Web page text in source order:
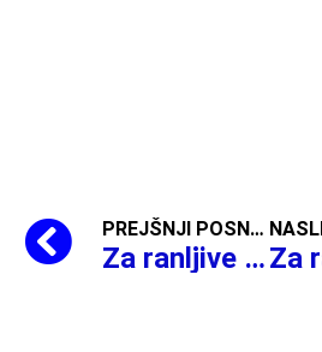
PREJŠNJI POSNETEK
Za ranljive skupine, Polona Vetrih bere, Janez Menart,